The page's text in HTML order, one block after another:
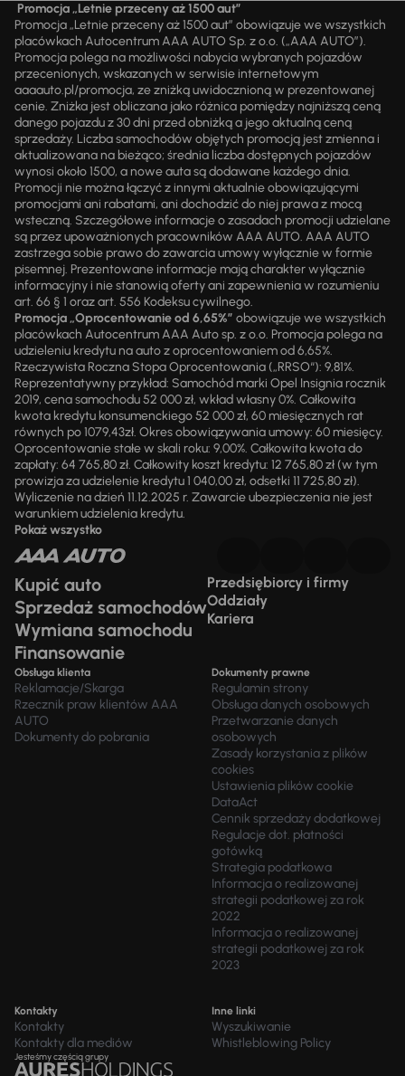
Promocja „Letnie przeceny aż 1500 aut”
Promocja „Letnie przeceny aż 1500 aut” obowiązuje we wszystkich
placówkach Autocentrum AAA AUTO Sp. z o.o. („AAA AUTO”).
Promocja polega na możliwości nabycia wybranych pojazdów
przecenionych, wskazanych w serwisie internetowym
aaaauto.pl/promocja, ze zniżką uwidocznioną w prezentowanej
cenie. Zniżka jest obliczana jako różnica pomiędzy najniższą ceną
danego pojazdu z 30 dni przed obniżką a jego aktualną ceną
sprzedaży. Liczba samochodów objętych promocją jest zmienna i
aktualizowana na bieżąco; średnia liczba dostępnych pojazdów
wynosi około 1500, a nowe auta są dodawane każdego dnia.
Promocji nie można łączyć z innymi aktualnie obowiązującymi
promocjami ani rabatami, ani dochodzić do niej prawa z mocą
wsteczną. Szczegółowe informacje o zasadach promocji udzielane
są przez upoważnionych pracowników AAA AUTO. AAA AUTO
zastrzega sobie prawo do zawarcia umowy wyłącznie w formie
pisemnej. Prezentowane informacje mają charakter wyłącznie
informacyjny i nie stanowią oferty ani zapewnienia w rozumieniu
art. 66 § 1 oraz art. 556 Kodeksu cywilnego.
Promocja „Oprocentowanie od 6,65%” obowiązuje we wszystkich
placówkach Autocentrum AAA Auto sp. z o.o. Promocja polega na
udzieleniu kredytu na auto z oprocentowaniem od 6,65%.
Rzeczywista Roczna Stopa Oprocentowania („RRSO“): 9,81%.
Reprezentatywny przykład: Samochód marki Opel Insignia rocznik
2019, cena samochodu 52 000 zł, wkład własny 0%. Całkowita
kwota kredytu konsumenckiego 52 000 zł, 60 miesięcznych rat
równych po 1079,43zł. Okres obowiązywania umowy: 60 miesięcy.
Oprocentowanie stałe w skali roku: 9,00%. Całkowita kwota do
zapłaty: 64 765,80 zł. Całkowity koszt kredytu: 12 765,80 zł (w tym
prowizja za udzielenie kredytu 1 040,00 zł, odsetki 11 725,80 zł).
Wyliczenie na dzień 11.12.2025 r. Zawarcie ubezpieczenia nie jest
warunkiem udzielenia kredytu.
Pokaż wszystko
Kupić auto
Sprzedaż samochodów
Wymiana samochodu
Finansowanie
Przedsiębiorcy i firmy
Oddziały
Kariera
Obsługa klienta
Reklamacje/Skarga
Rzecznik praw klientów AAA
AUTO
Dokumenty do pobrania
Dokumenty prawne
Regulamin strony
Obsługa danych osobowych
Przetwarzanie danych
osobowych
Zasady korzystania z plików
cookies
Ustawienia plików cookie
DataAct
Cennik sprzedaży dodatkowej
Regulacje dot. płatności
gotówką
Strategia podatkowa
Informacja o realizowanej
strategii podatkowej za rok
2022
Informacja o realizowanej
strategii podatkowej za rok
2023
Kontakty
Kontakty
Kontakty dla mediów
Inne linki
Wyszukiwanie
Whistleblowing Policy
Jesteśmy częścią grupy